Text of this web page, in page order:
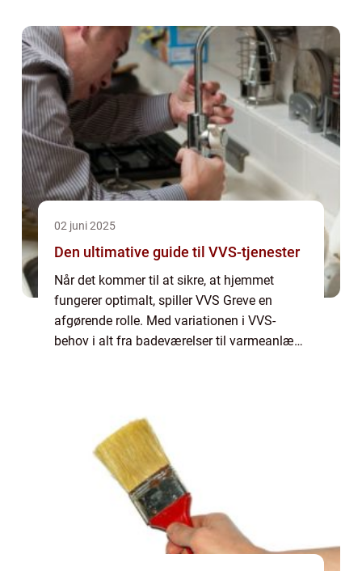
telefoner, kan reparat...
02 juni 2025
Den ultimative guide til VVS-tjenester
Når det kommer til at sikre, at hjemmet
fungerer optimalt, spiller VVS Greve en
afgørende rolle. Med variationen i VVS-
behov i alt fra badeværelser til varmeanlæg,